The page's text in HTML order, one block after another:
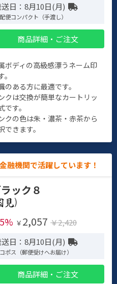
日：8月10日(月)
便コンパクト（手渡し）
商品詳細・ご注文
ボディの高級感漂うネーム印
。
のある方に最適です。
クは交換が簡単なカートリッ
です。
クの色は朱・濃茶・赤茶から
できます。
融機関で活躍しています！
ック８
)
￥ 2,057 ￥2,420
日：8月10日(月)
ポス（郵便受けへお届け）
商品詳細・ご注文